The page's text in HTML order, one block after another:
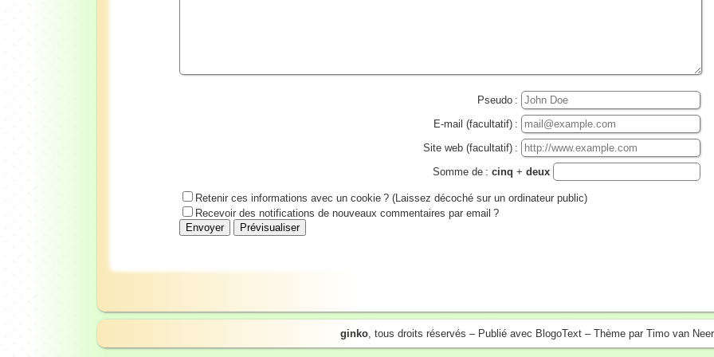
Pseudo :
E-mail (facultatif) :
Site web (facultatif) :
Somme de : cinq + deux
Retenir ces informations avec un cookie ? (Laissez décoché sur un ordinateur public)
Recevoir des notifications de nouveaux commentaires par email ?
ginko , tous droits réservés – Publié avec BlogoText – Thème par Timo van